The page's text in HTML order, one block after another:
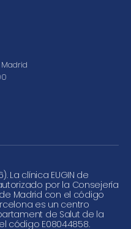
La clínica EUGIN de
por la Consejería
Madrid con el código
es un centro
de Salut de la
código E08044858.